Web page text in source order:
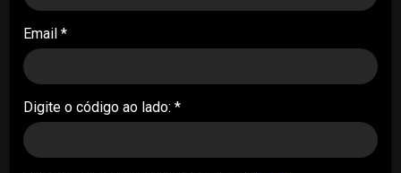
Divultec debate o amanhã com IA,
cibersegurança e resiliência
S.LABS . 02/06/2026
Email *
Digite o código ao lado: *